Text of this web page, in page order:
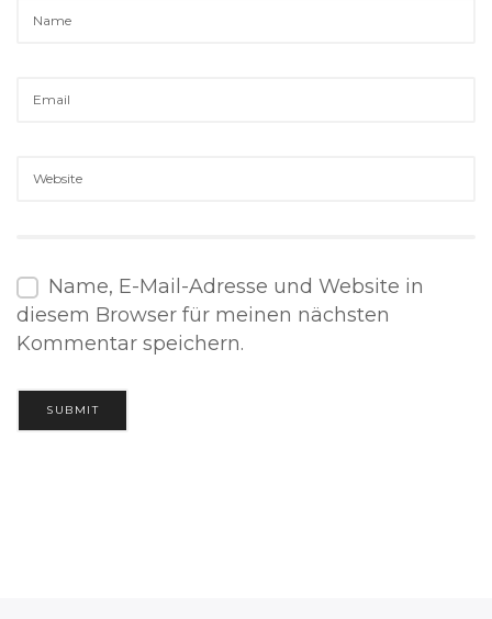
Name, E-Mail-Adresse und Website in
diesem Browser für meinen nächsten
Kommentar speichern.